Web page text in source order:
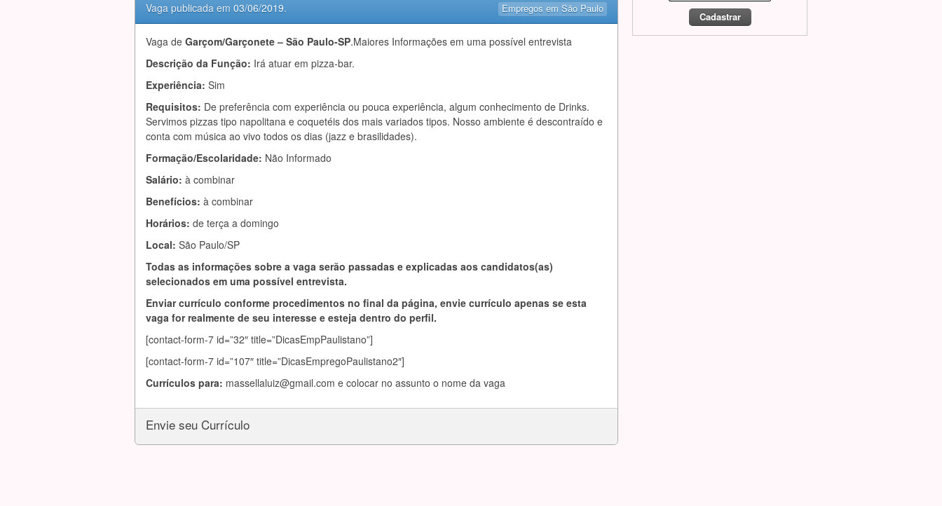
Empregos em São Paulo
Vaga publicada em 03/06/2019.
Vaga de Garçom/Garçonete – São Paulo-SP.Maiores Informações em uma possível entrevista
Descrição da Função: Irá atuar em pizza-bar.
Experiência: Sim
Requisitos: De preferência com experiência ou pouca experiência, algum conhecimento de Drinks.
Servimos pizzas tipo napolitana e coquetéis dos mais variados tipos. Nosso ambiente é descontraído e
conta com música ao vivo todos os dias (jazz e brasilidades).
Formação/Escolaridade: Não Informado
Salário: à combinar
Benefícios: à combinar
Horários: de terça a domingo
Local: São Paulo/SP
Todas as informações sobre a vaga serão passadas e explicadas aos candidatos(as)
selecionados em uma possível entrevista.
Enviar currículo conforme procedimentos no final da página, envie currículo apenas se esta
vaga for realmente de seu interesse e esteja dentro do perfil.
[contact-form-7 id=”32″ title=”DicasEmpPaulistano”]
[contact-form-7 id=”107″ title=”DicasEmpregoPaulistano2″]
Currículos para: massellaluiz@gmail.com e colocar no assunto o nome da vaga
Envie seu Currículo